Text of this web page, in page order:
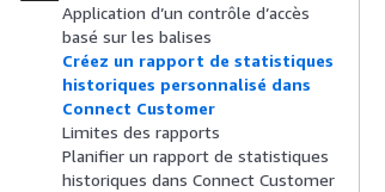
Application d’un contrôle d’accès
basé sur les balises
Créez un rapport de statistiques
historiques personnalisé dans
Connect Customer
Limites des rapports
Planifier un rapport de statistiques
historiques dans Connect Customer